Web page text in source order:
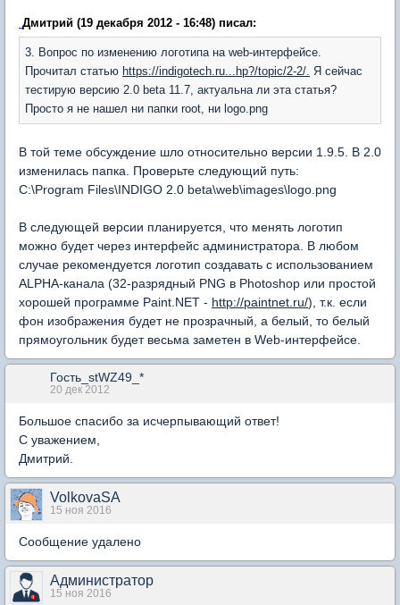
Дмитрий (19 декабря 2012 - 16:48) писал:
3. Вопрос по изменению логотипа на web-интерфейсе.
Прочитал статью https://indigotech.ru...hp?/topic/2-2/. Я сейчас
тестирую версию 2.0 beta 11.7, актуальна ли эта статья?
Просто я не нашел ни папки root, ни logo.png
В той теме обсуждение шло относительно версии 1.9.5. В 2.0
изменилась папка. Проверьте следующий путь:
C:\Program Files\INDIGO 2.0 beta\web\images\logo.png
В следующей версии планируется, что менять логотип
можно будет через интерфейс администратора. В любом
случае рекомендуется логотип создавать с использованием
ALPHA-канала (32-разрядный PNG в Photoshop или простой
хорошей программе Paint.NET - http://paintnet.ru/), т.к. если
фон изображения будет не прозрачный, а белый, то белый
прямоугольник будет весьма заметен в Web-интерфейсе.
Гость_stWZ49_*
20 дек 2012
Большое спасибо за исчерпывающий ответ!
С уважением,
Дмитрий.
VolkovaSA
15 ноя 2016
Сообщение удалено
Администратор
15 ноя 2016